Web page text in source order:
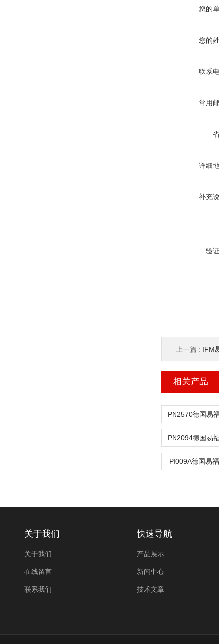
您的
您的
联系
常用
详细
补充
验
上一篇 : IFM
相关产品
PN2570德国易
PN2094德国易
PI009A德国易
关于我们
关于我们
在线留言
联系我们
快速导航
产品展示
新闻中心
技术文章